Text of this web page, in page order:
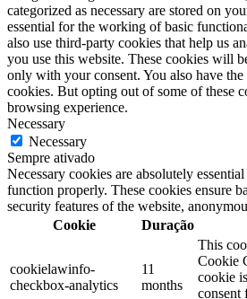
categorized as necessary are stored on
essential for the working of basic
also use third-party cookies that help us
you use this website. These cookies will
only with your consent. You also have
cookies. But opting out of some of these
browsing experience.
Necessary
Necessary
Sempre ativado
Necessary cookies are absolutely
function properly. These cookies ensure
security features of the website,
Cookie
Duração
cookielawinfo-
checkbox-analytics
11
months
This
Cookie
cookie
consent